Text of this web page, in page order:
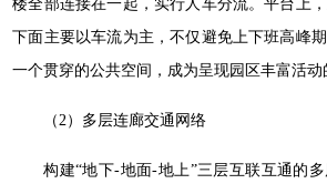
楼全部连接在一起，实行人车分流。平台上
下面主要以车流为主，不仅避免上下班高峰
一个贯穿的公共空间，成为呈现园区丰富活动
（2）多层连廊交通网络
构建“地下-地面-地上”三层互联互通的